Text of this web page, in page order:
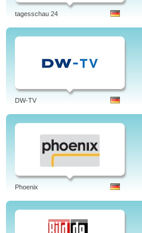
tagesschau 24
DW-TV
Phoenix